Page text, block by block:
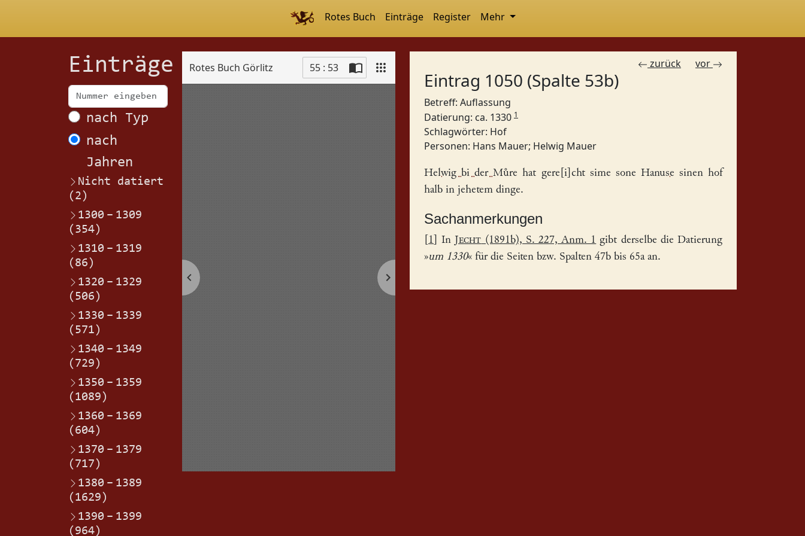
Rotes Buch Einträge Register Mehr
Einträge
nach Typ
nach
Jahren
Nicht datiert
(2)
1300 – 1309
(354)
1310 – 1319
(86)
1320 – 1329
(506)
1330 – 1339
(571)
1340 – 1349
(729)
1350 – 1359
(1089)
1360 – 1369
(604)
1370 – 1379
(717)
1380 – 1389
(1629)
1390 – 1399
(964)
Rotes Buch Görlitz 55 : 53 zurück vor
Eintrag 1050 (Spalte 53b)
Betreff: Auflassung
Datierung: ca. 1330 1
Schlagwörter: Hof
Personen: Hans Mauer; Helwig Mauer
Helwig bi der Můre hat gere[i]cht sime sone Hanuse sinenhof
halb in jehetem dinge.
Sachanmerkungen
1 ] In Jecht (1891b), S. 227, Anm. 1 gibt derselbe die Datierung
»um 1330« für die Seiten bzw. Spalten 47b bis 65a an.